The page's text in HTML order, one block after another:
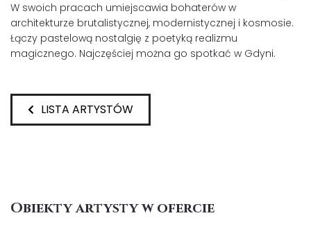
W swoich pracach umiejscawia bohaterów w
architekturze brutalistycznej, modernistycznej i kosmosie.
Łączy pastelową nostalgię z poetyką realizmu
magicznego. Najczęściej można go spotkać w Gdyni.
LISTA ARTYSTÓW
Obiekty artysty w ofercie